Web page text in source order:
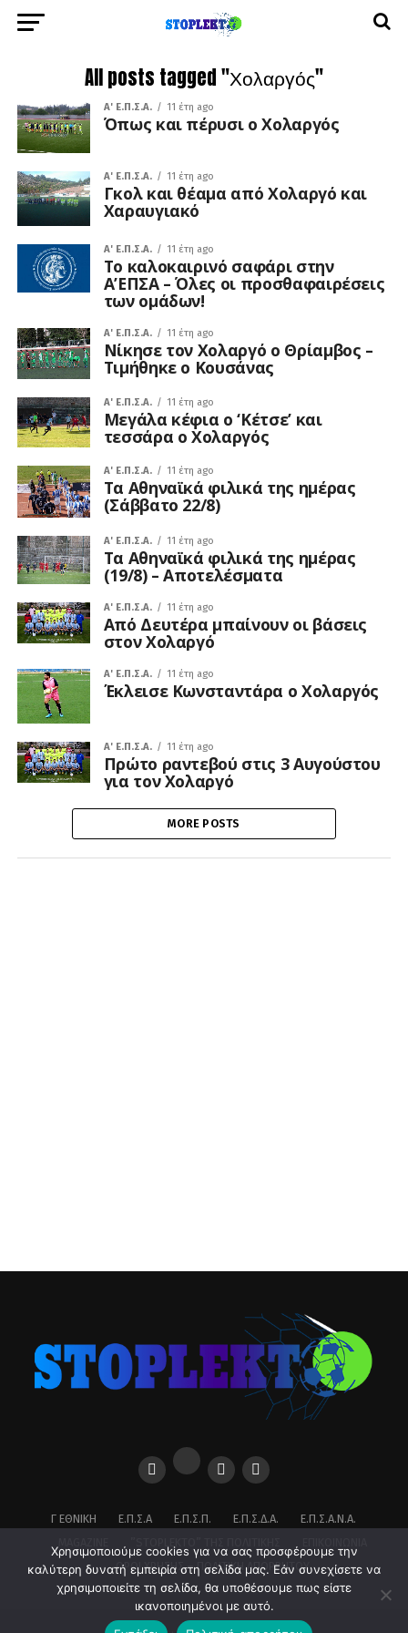
All posts tagged "Χολαργός"
A' Ε.Π.Σ.Α. 11 έτη ago
Όπως και πέρυσι ο Χολαργός
A' Ε.Π.Σ.Α. 11 έτη ago
Γκολ και θέαμα από Χολαργό και
Χαραυγιακό
A' Ε.Π.Σ.Α. 11 έτη ago
Το καλοκαιρινό σαφάρι στην
Α’ΕΠΣΑ – Όλες οι προσθαφαιρέσεις
των ομάδων!
A' Ε.Π.Σ.Α. 11 έτη ago
Νίκησε τον Χολαργό ο Θρίαμβος –
Τιμήθηκε ο Κουσάνας
A' Ε.Π.Σ.Α. 11 έτη ago
Μεγάλα κέφια ο ‘Κέτσε’ και
τεσσάρα ο Χολαργός
A' Ε.Π.Σ.Α. 11 έτη ago
Τα Αθηναϊκά φιλικά της ημέρας
(Σάββατο 22/8)
A' Ε.Π.Σ.Α. 11 έτη ago
Τα Αθηναϊκά φιλικά της ημέρας
(19/8) – Αποτελέσματα
A' Ε.Π.Σ.Α. 11 έτη ago
Από Δευτέρα μπαίνουν οι βάσεις
στον Χολαργό
A' Ε.Π.Σ.Α. 11 έτη ago
Έκλεισε Κωνσταντάρα ο Χολαργός
A' Ε.Π.Σ.Α. 11 έτη ago
Πρώτο ραντεβού στις 3 Αυγούστου
για τον Χολαργό
MORE POSTS
Γ ΕΘΝΙΚΉ Ε.Π.Σ.Α Ε.Π.Σ.Π. Ε.Π.Σ.Δ.Α.
Ε.Π.Σ.Α.Ν.Α.
ΌΡΟΙ ΧΡΉΣΗΣ – ΠΟΛΙΤΙΚΉ ΑΠΟΡΡΉΤΟΥ
Χρησιμοποιούμε cookies για να σας προσφέρουμε την
καλύτερη δυνατή εμπειρία στη σελίδα μας. Εάν συνεχίσετε να
χρησιμοποιείτε τη σελίδα, θα υποθέσουμε πως είστε
ικανοποιημένοι με αυτό.